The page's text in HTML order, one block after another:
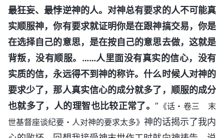
最狂妄、最悖逆神的人。对神总有要求的人不可能真
实顺服神，你有要求就证明你是在跟神搞交易，你是
在选择自己的意思，是在按自己的意思去做，这就是
背叛，没有顺服。……人里面没有真实的信心，没有
实质的信，永远得不到神的称许。什么时候人对神的
要求少了，那人真实信心的成分就多了，顺服的成分
也就多了，人的理智也比较正常了。” 《话・卷三 末
世基督座谈纪要・人对神的要求太多》 神的话揭示了我内